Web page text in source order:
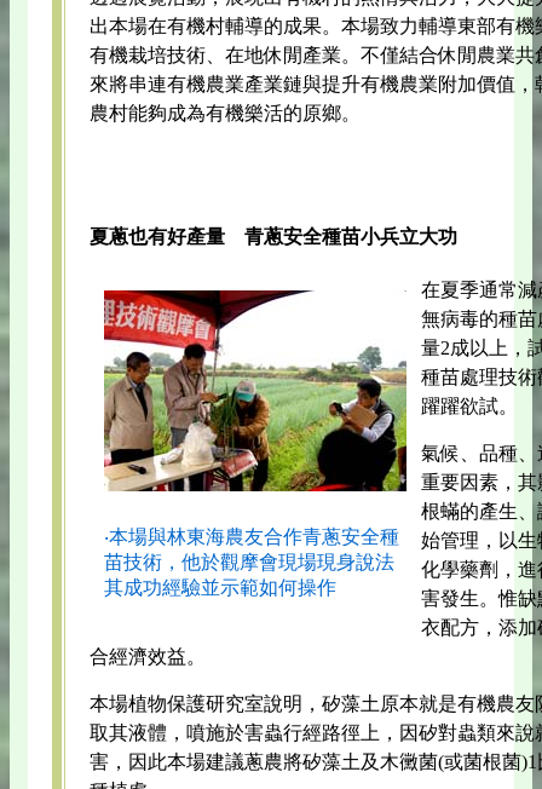
出本場在有機村輔導的成果。本場致力輔導東部有
有機栽培技術、在地休閒產業。不僅結合休閒農業
來將串連有機農業產業鏈與提升有機農業附加價值
農村能夠成為有機樂活的原鄉。
夏蔥也有好產量 青蔥安全種苗小兵立大功
‧本場與林東海農友合作青蔥安全種
苗技術，他於觀摩會現場現身說法
其成功經驗並示範如何操作
在夏季通常
無病毒的種
量2成以上，
種苗處理技
躍躍欲試。
氣候、品種
重要因素，
根蟎的產生
始管理，以
化學藥劑，
害發生。惟
衣配方，添
合經濟效益。
本場植物保護研究室說明，矽藻土原本就是有機農
取其液體，噴施於害蟲行經路徑上，因矽對蟲類來
害，因此本場建議蔥農將矽藻土及木黴菌(或菌根菌